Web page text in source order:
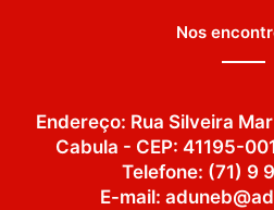
Nos
Endereço: Rua Silveira
Cabula - CEP: 41195-
Telefone: (71) 9
E-mail: